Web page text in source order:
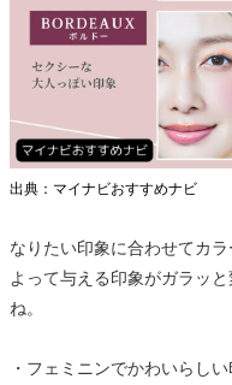
出典：マイナビおすすめナビ
なりたい印象に合わせてカ
よって与える印象がガラッ
ね。
・フェミニンでかわいらし